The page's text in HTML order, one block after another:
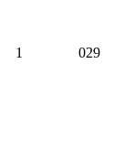
1 029